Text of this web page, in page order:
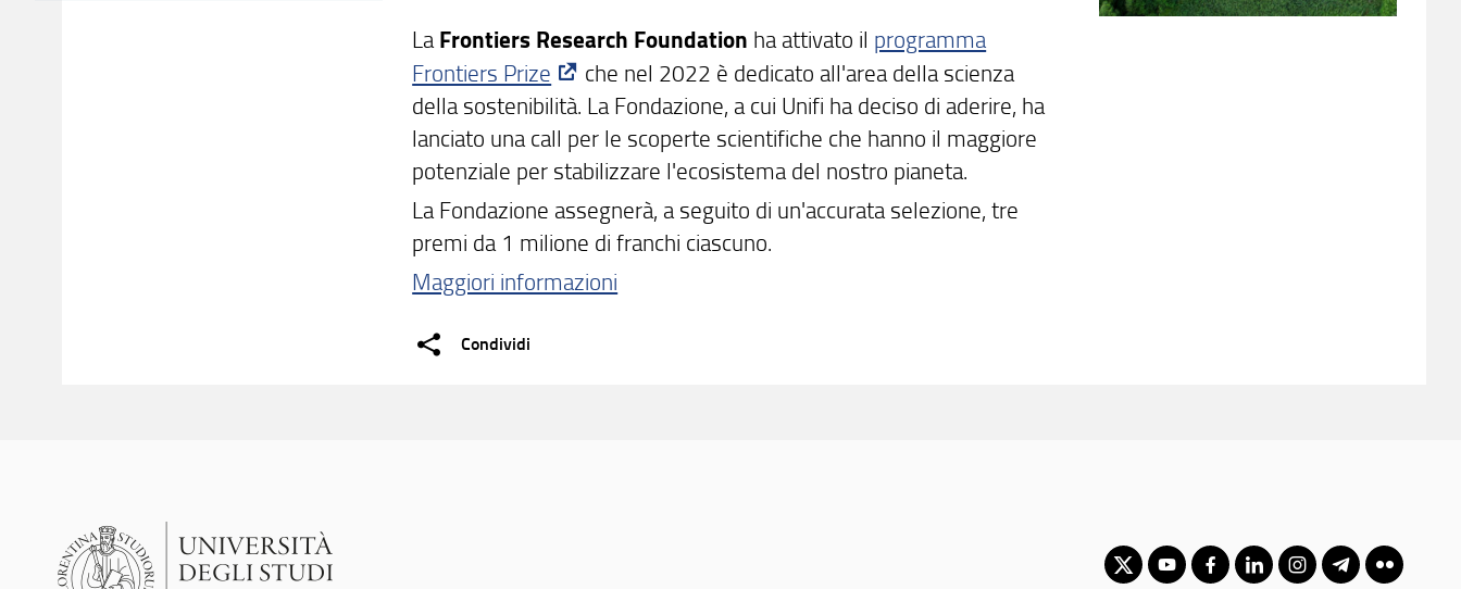
LaFrontiers Research Foundation ha attivato il programma
Frontiers Prize
che nel 2022 è dedicato all'area della scienza
della sostenibilità. La Fondazione, a cui Unifi ha deciso di aderire, ha
lanciato una call per le scoperte scientifiche che hanno il maggiore
potenziale per stabilizzare l'ecosistema del nostro pianeta.
La Fondazione assegnerà, a seguito di un'accurata selezione, tre
premi da 1 milione di franchi ciascuno.
Maggiori informazioni
Condividi